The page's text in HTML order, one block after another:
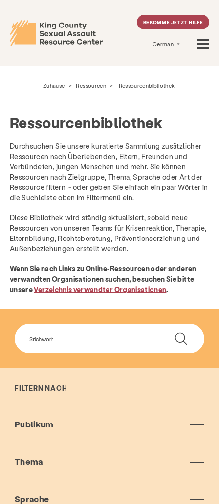
BEKOMME JETZT HILFE
German
Zuhause > Ressourcen > Ressourcenbibliothek
Ressourcenbibliothek
Durchsuchen Sie unsere kuratierte Sammlung zusätzlicher
Ressourcen nach Überlebenden, Eltern, Freunden und
Verbündeten, jungen Menschen und mehr. Sie können
Ressourcen nach Zielgruppe, Thema, Sprache oder Art der
Ressource filtern – oder geben Sie einfach ein paar Wörter in
die Suchleiste oben im Filtermenü ein.
Diese Bibliothek wird ständig aktualisiert, sobald neue
Ressourcen von unseren Teams für Krisenreaktion, Therapie,
Elternbildung, Rechtsberatung, Präventionserziehung und
Außenbeziehungen erstellt werden.
Wenn Sie nach Links zu Online-Ressourcen oder anderen
verwandten Organisationen suchen, besuchen Sie bitte
unsereVerzeichnis verwandter Organisationen.
FILTERN NACH
Publikum
Thema
Sprache